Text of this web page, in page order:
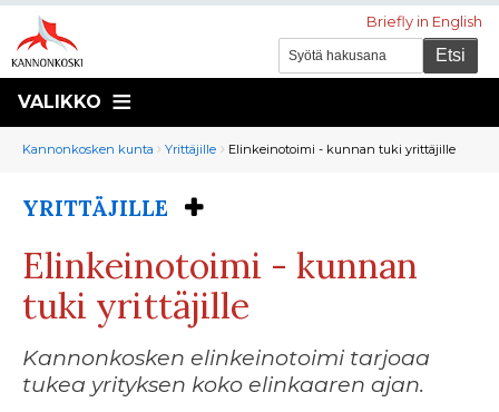
Briefly in English
VALIKKO
Murupolku
You
here:
Kannonkosken kunta Yrittäjille Elinkeinotoimi - kunnan tuki yrittäjille
You
here:
YRITTÄJILLE
Elinkeinotoimi - kunnan
tuki yrittäjille
Kannonkosken elinkeinotoimi tarjoaa
tukea yrityksen koko elinkaaren ajan.